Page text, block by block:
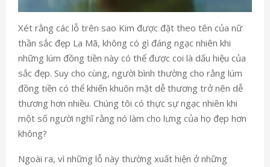
Xét rằng các lỗ trên sao Kim được đặt theo tên của nữ
thần sắc đẹp La Mã, không có gì đáng ngạc nhiên khi
những lúm đồng tiền này có thể được coi là dấu hiệu của
sắc đẹp. Suy cho cùng, người bình thường cho rằng lúm
đồng tiền có thể khiến khuôn mặt dễ thương trở nên dễ
thương hơn nhiều. Chúng tôi có thực sự ngạc nhiên khi
một số người nghĩ rằng nó làm cho lưng của họ đẹp hơn
không?
Ngoài ra, vì những lỗ này thường xuất hiện ở những